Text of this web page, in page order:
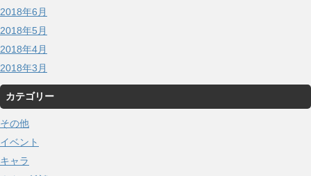
2018年6月
2018年5月
2018年4月
2018年3月
カテゴリー
その他
イベント
キャラ